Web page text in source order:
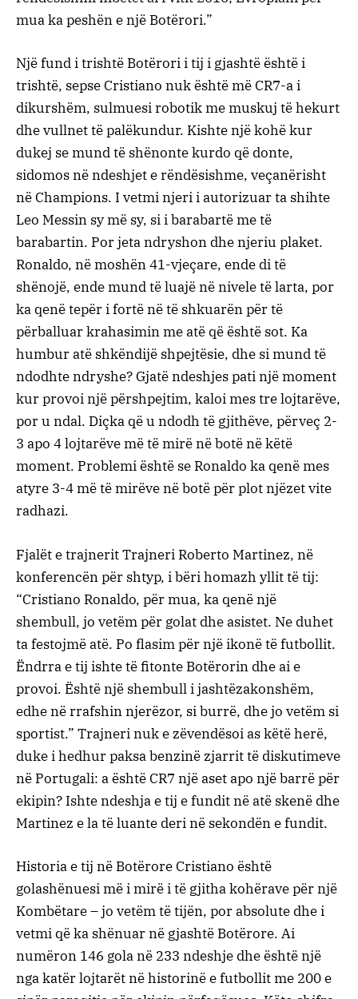
mua ka peshën e një Botërori.”
Një fund i trishtë Botërori i tij i gjashtë është i
trishtë, sepse Cristiano nuk është më CR7-a i
dikurshëm, sulmuesi robotik me muskuj të hekurt
dhe vullnet të palëkundur. Kishte një kohë kur
dukej se mund të shënonte kurdo që donte,
sidomos në ndeshjet e rëndësishme, veçanërisht
në Champions. I vetmi njeri i autorizuar ta shihte
Leo Messin sy më sy, si i barabartë me të
barabartin. Por jeta ndryshon dhe njeriu plaket.
Ronaldo, në moshën 41-vjeçare, ende di të
shënojë, ende mund të luajë në nivele të larta, por
ka qenë tepër i fortë në të shkuarën për të
përballuar krahasimin me atë që është sot. Ka
humbur atë shkëndijë shpejtësie, dhe si mund të
ndodhte ndryshe? Gjatë ndeshjes pati një moment
kur provoi një përshpejtim, kaloi mes tre lojtarëve,
por u ndal. Diçka që u ndodh të gjithëve, përveç 2-
3 apo 4 lojtarëve më të mirë në botë në këtë
moment. Problemi është se Ronaldo ka qenë mes
atyre 3-4 më të mirëve në botë për plot njëzet vite
radhazi.
Fjalët e trajnerit Trajneri Roberto Martinez, në
konferencën për shtyp, i bëri homazh yllit të tij:
“Cristiano Ronaldo, për mua, ka qenë një
shembull, jo vetëm për golat dhe asistet. Ne duhet
ta festojmë atë. Po flasim për një ikonë të futbollit.
Ëndrra e tij ishte të fitonte Botërorin dhe ai e
provoi. Është një shembull i jashtëzakonshëm,
edhe në rrafshin njerëzor, si burrë, dhe jo vetëm si
sportist.” Trajneri nuk e zëvendësoi as këtë herë,
duke i hedhur paksa benzinë zjarrit të diskutimeve
në Portugali: a është CR7 një aset apo një barrë për
ekipin? Ishte ndeshja e tij e fundit në atë skenë dhe
Martinez e la të luante deri në sekondën e fundit.
Historia e tij në Botërore Cristiano është
golashënuesi më i mirë i të gjitha kohërave për një
Kombëtare – jo vetëm të tijën, por absolute dhe i
vetmi që ka shënuar në gjashtë Botërore. Ai
numëron 146 gola në 233 ndeshje dhe është një
nga katër lojtarët në historinë e futbollit me 200 e